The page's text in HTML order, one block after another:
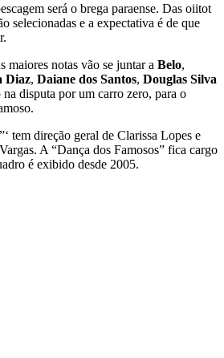
será o brega paraense. Das oiitot
selecionadas e a expectativa é de que
maiores notas vão se juntar a Belo,
Diaz, Daiane dos Santos, Douglas Silva
na disputa por um carro zero, para o
tem direção geral de Clarissa Lopes e
A “Dança dos Famosos” fica cargo
é exibido desde 2005.